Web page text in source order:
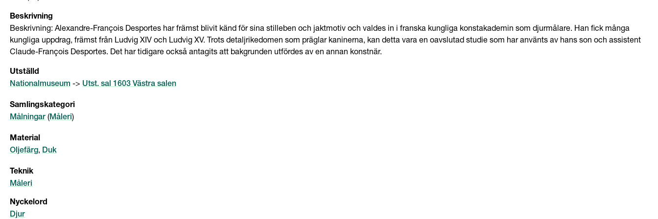
Beskrivning
Beskrivning: Alexandre-François Desportes har främst blivit känd för sina stilleben och jaktmotiv och valdes in i franska kungliga konstakademin som djurmålare. Han fick många
kungliga uppdrag, främst från Ludvig XIV och Ludvig XV. Trots detaljrikedomen som präglar kaninerna, kan detta vara en oavslutad studie som har använts av hans son och assistent
Claude-François Desportes. Det har tidigare också antagits att bakgrunden utfördes av en annan konstnär.
Utställd
Nationalmuseum -> Utst. sal 1603 Västra salen
Samlingskategori
Målningar (Måleri)
Material
Oljefärg, Duk
Teknik
Måleri
Nyckelord
Djur